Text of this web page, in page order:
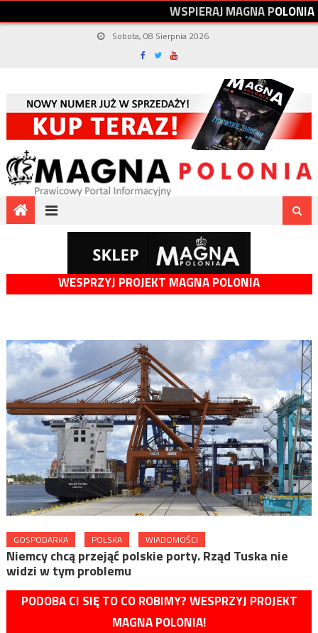
WSPIERAJMAGNAPOLONIA
Sobota, 08 Sierpnia 2026
WESPRZYJ PROJEKT MAGNA POLONIA
GOSPODARKA POLSKA WIADOMOŚCI
Niemcy chcą przejąć polskie porty. Rząd Tuska nie
widzi w tym problemu
PODOBA CI SIĘ TO CO ROBIMY? WESPRZYJ PROJEKT
MAGNA POLONIA!